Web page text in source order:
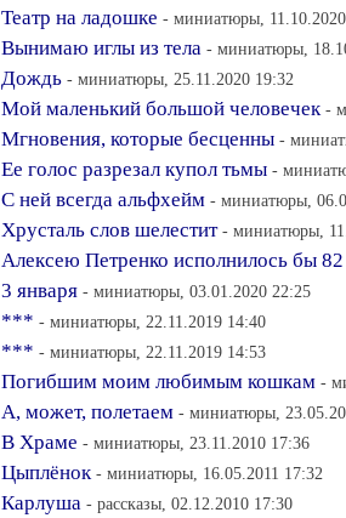
Театр на ладошке - миниатюры,
Вынимаю иглы из тела - миниатюры,
Дождь - миниатюры, 25.11.2020 19:32
Мой маленький большой человечек -
Мгновения, которые бесценны -
Ее голос разрезал купол тьмы -
С ней всегда альфхейм - миниатюры,
Хрусталь слов шелестит - миниатюры,
Алексею Петренко исполнилось бы 82
3 января - миниатюры, 03.01.2020 22:25
*** - миниатюры, 22.11.2019 14:40
*** - миниатюры, 22.11.2019 14:53
Погибшим моим любимым кошкам -
А, может, полетаем - миниатюры,
В Храме - миниатюры, 23.11.2010 17:36
Цыплёнок - миниатюры, 16.05.2011 17:32
Карлуша - рассказы, 02.12.2010 17:30